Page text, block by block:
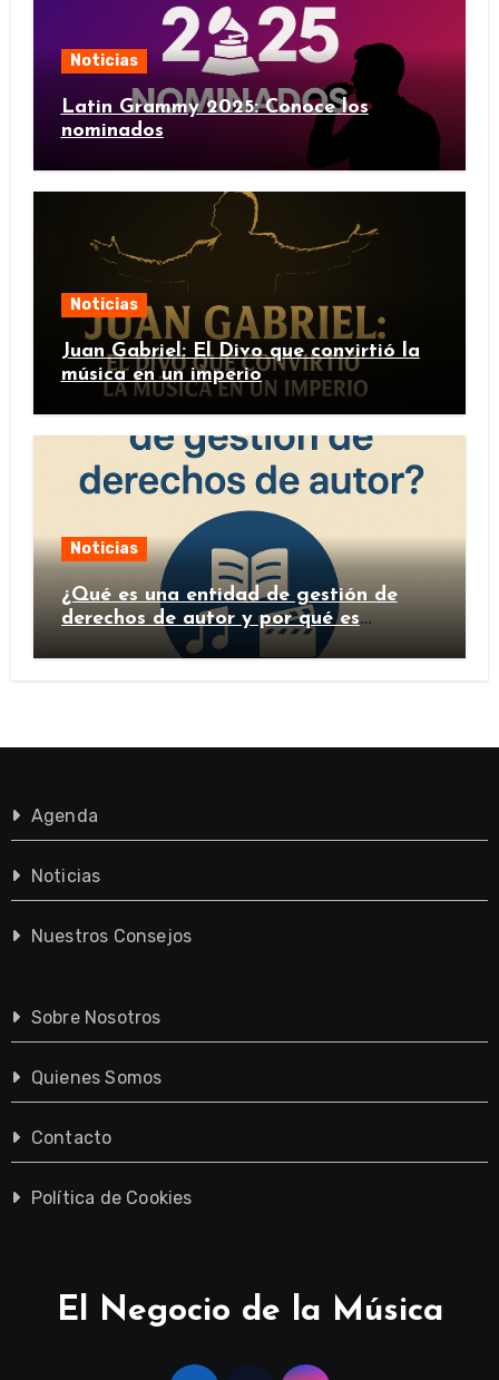
Noticias
Latin Grammy 2025: Conoce los
nominados
Noticias
Juan Gabriel: El Divo que convirtió la
música en un imperio
Noticias
¿Qué es una entidad de gestión de
derechos de autor y por qué es
importante?
Agenda
Noticias
Nuestros Consejos
Sobre Nosotros
Quienes Somos
Contacto
Política de Cookies
El Negocio de la Música